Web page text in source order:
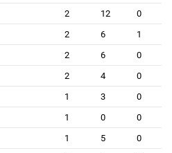
2 12
0
2 6
1
2 6
0
2 4
0
1 3
0
1 0
0
1 5
0